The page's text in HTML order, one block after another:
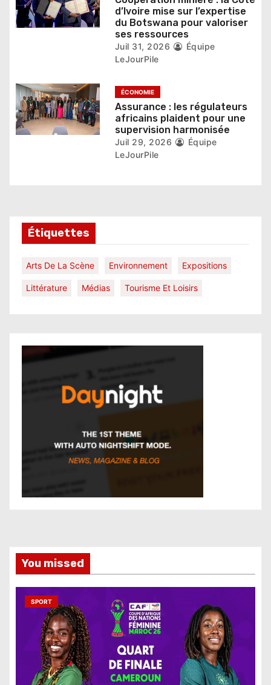
c
d’Ivoire mise sur l’expertise
du Botswana pour valoriser
ses ressources
Juil 31, 2026
Équipe
LeJourPile
ÉCONOMIE
Assurance : les régulateurs
africains plaident pour une
supervision harmonisée
Juil 29, 2026
Équipe
LeJourPile
Étiquettes
Arts De La Scène Environnement Expositions
Littérature Médias Tourisme Et Loisirs
You missed
SPORT